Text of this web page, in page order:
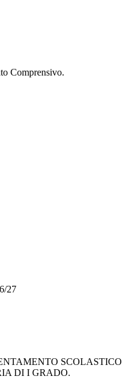
Comprensivo.
27
SCOLASTICO
DI I GRADO.